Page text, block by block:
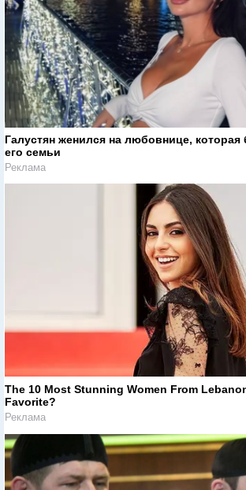
Галустян женился на любовнице,
его семьи
Реклама
The 10 Most Stunning Women From
Favorite?
Реклама